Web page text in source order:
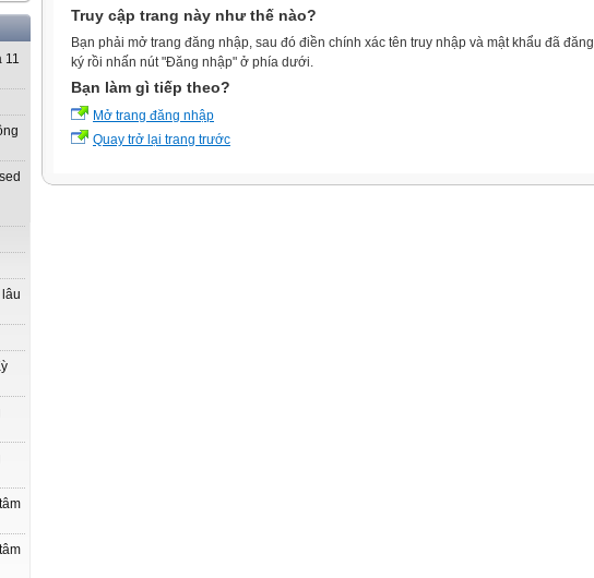
11
Truy cập trang này như thế nào?
Bạn phải mở trang đăng nhập, sau đó điền chính xác tên truy nhập và mật khẩu đã đăng
ký rồi nhấn nút "Đăng nhập" ở phía dưới.
Bạn làm gì tiếp theo?
Mở trang đăng nhập
Quay trở lại trang trước